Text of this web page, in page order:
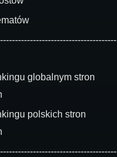
globalnym stron
polskich stron